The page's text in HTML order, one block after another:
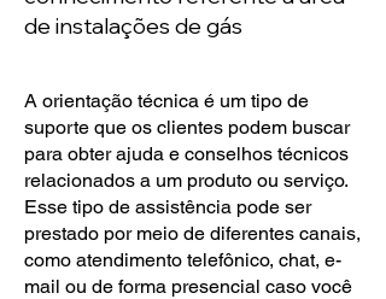
de instalações de gás
A orientação técnica é um tipo de
suporte que os clientes podem buscar
para obter ajuda e conselhos técnicos
relacionados a um produto ou serviço.
Esse tipo de assistência pode ser
prestado por meio de diferentes canais,
como atendimento telefônico, chat, e-
mail ou de forma presencial caso você